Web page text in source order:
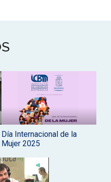
Día Internacional de la
Mujer 2025